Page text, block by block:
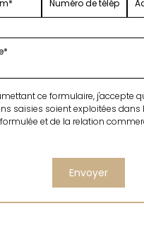
ce formulaire, j'accepte
saisies soient exploitées dans
et de la relation